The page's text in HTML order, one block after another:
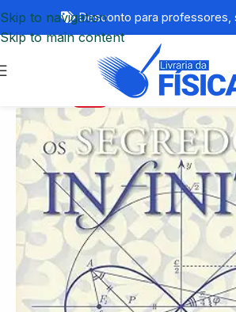
Skip to navigation
Skip to main content
Desconto para professores,